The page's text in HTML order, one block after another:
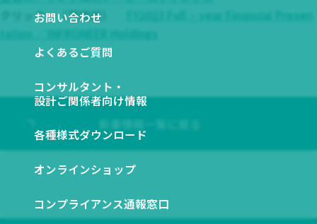
お問い合わせ
よくあるご質問
コンサルタント・
設計ご関係者向け情報
各種様式ダウンロード
オンラインショップ
コンプライアンス通報窓口
クリック→（英語版）
FY2023 Full – year Financial Presen
tation ／INFRONEER Holdings
新着情報一覧に戻る